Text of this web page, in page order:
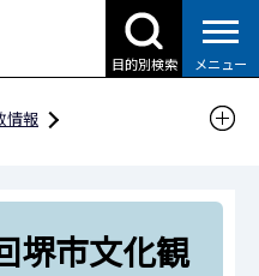
目的別検索 メニュー
情報
委員会会議録等
化観光局指定管理者候補
堺市文化観